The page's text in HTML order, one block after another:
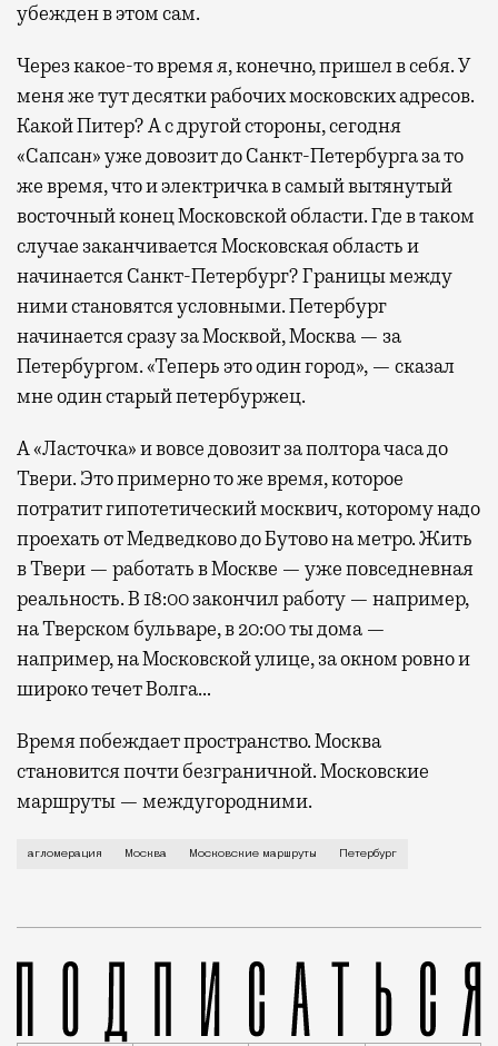
убежден в этом сам.
Через какое-то время я, конечно, пришел в себя. У
меня же тут десятки рабочих московских адресов.
Какой Питер? А с другой стороны, сегодня
«Сапсан» уже довозит до Санкт-Петербурга за то
же время, что и электричка в самый вытянутый
восточный конец Московской области. Где в таком
случае заканчивается Московская область и
начинается Санкт-Петербург? Границы между
ними становятся условными. Петербург
начинается сразу за Москвой, Москва — за
Петербургом. «Теперь это один город», — сказал
мне один старый петербуржец.
А «Ласточка» и вовсе довозит за полтора часа до
Твери. Это примерно то же время, которое
потратит гипотетический москвич, которому надо
проехать от Медведково до Бутово на метро. Жить
в Твери — работать в Москве — уже повседневная
реальность. В 18:00 закончил работу — например,
на Тверском бульваре, в 20:00 ты дома —
например, на Московской улице, за окном ровно и
широко течет Волга…
Время побеждает пространство. Москва
становится почти безграничной. Московские
маршруты — междугородними.
В эпоху агломераций очень важно определиться
агломерация Москва Московские маршруты Петербург